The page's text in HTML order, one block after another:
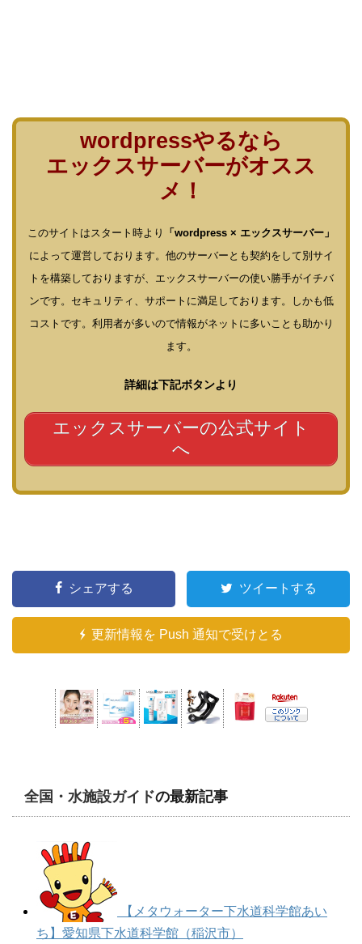
wordpressやるなら
エックスサーバーがオスス
メ！
このサイトはスタート時より
「wordpress × エックスサーバー」
によって運営しております。他のサーバーとも契約をして別サイ
トを構築しておりますが、エックスサーバーの使い勝手がイチバ
ンです。セキュリティ、サポートに満足しております。しかも低
コストです。利用者が多いので情報がネットに多いことも助かり
ます。
詳細は下記ボタンより
エックスサーバーの公式サイト
へ
シェアする ツイートする
更新情報を Push 通知で受けとる
全国・水施設ガイドの最新記事
【メタウォーター下水道科学館あい
ち】愛知県下水道科学館（稲沢市）